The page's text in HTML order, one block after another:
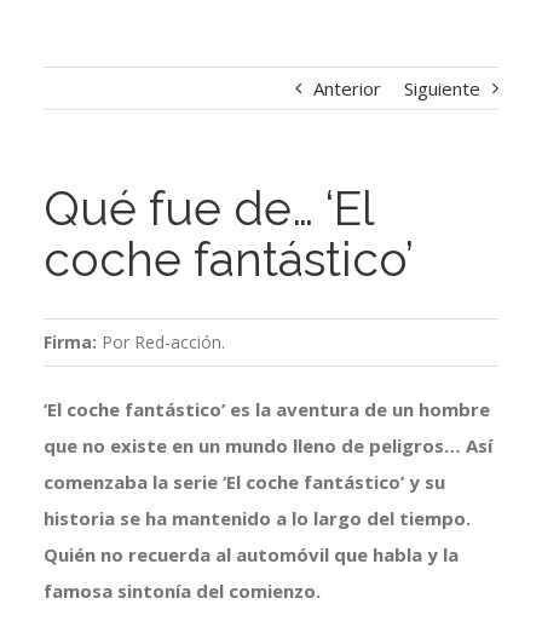
Anterior Siguiente
Qué fue de… ‘El
coche fantástico’
Firma: Por Red-acción.
‘El coche fantástico’ es la aventura de un hombre
que no existe en un mundo lleno de peligros… Así
comenzaba la serie ‘El coche fantástico’ y su
historia se ha mantenido a lo largo del tiempo.
Quién no recuerda al automóvil que habla y la
famosa sintonía del comienzo.